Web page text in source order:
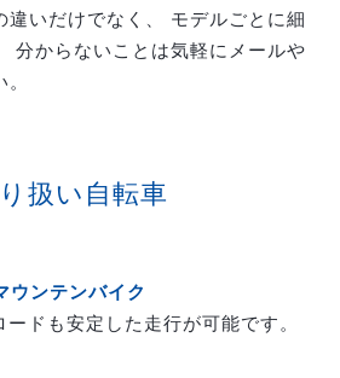
いだけでなく、
モデルごとに細
分からないことは気軽にメールや
扱い自転車
ウンテンバイク
ドも安定した走行が可能です。